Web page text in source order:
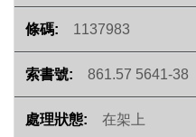
1137983
861.57 5641-38
在架上